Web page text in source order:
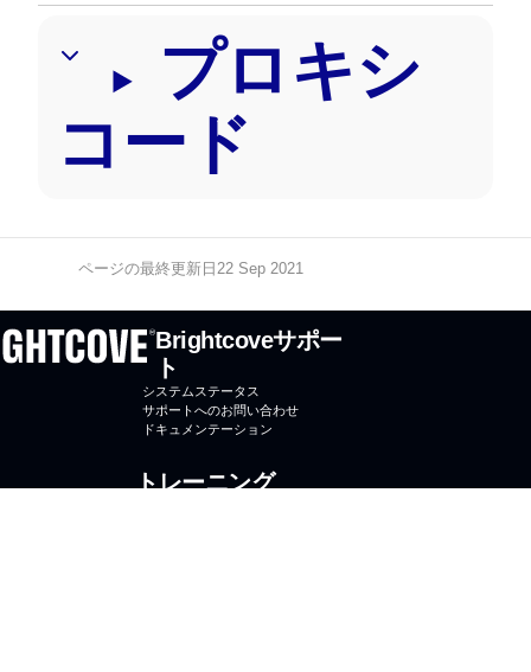
プロキシ
コード
ページの最終更新日22 Sep 2021
Brightcoveサポー
ト
システムステータス
サポートへのお問い合わせ
ドキュメンテーション
トレーニング